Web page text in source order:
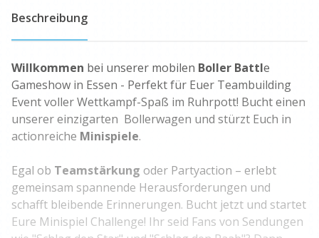
Beschreibung
Willkommen bei unserer mobilen Boller Battle
Gameshow in Essen - Perfekt für Euer Teambuilding
Event voller Wettkampf-Spaß im Ruhrpott! Bucht einen
unserer einzigarten Bollerwagen und stürzt Euch in
actionreiche Minispiele.
Egal ob Teamstärkung oder Partyaction – erlebt
gemeinsam spannende Herausforderungen und
schafft bleibende Erinnerungen. Bucht jetzt und startet
Eure Minispiel Challenge! Ihr seid Fans von Sendungen